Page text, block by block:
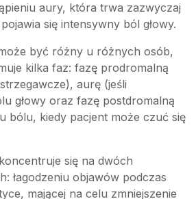
aury, która trwa zazwyczaj
się intensywny ból głowy.
być różny u różnych osób,
kilka faz: fazę prodromalną
aurę (jeśli
głowy oraz fazę postdromalną
bólu, kiedy pacjent może czuć się
koncentruje się na dwóch
łagodzeniu objawów podczas
mającej na celu zmniejszenie